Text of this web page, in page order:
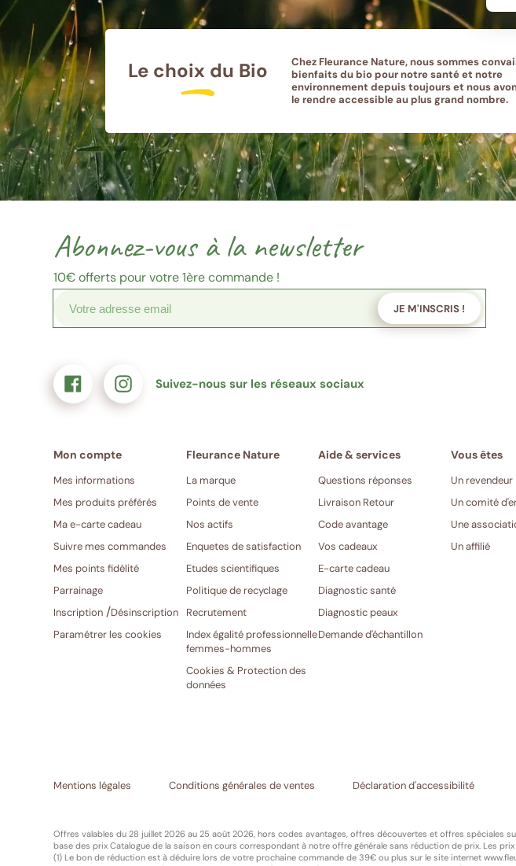
Le choix du Bio
Chez Fleurance Nature, nous sommes
bienfaits du bio pour notre santé et notre
environnement depuis toujours et nous
le rendre accessible au plus grand nombre.
Abonnez-vous à la newsletter
10€offerts pour votre 1ère commande !
exemple@gmail.com)
JE M'INSCRIS !
Suivez-nous sur les réseaux sociaux
Mes informations
Mes produits préférés
Ma e-carte cadeau
Suivre mes commandes
Mes points fidélité
Parrainage
Inscription /Désinscription
Paramétrer les cookies
La marque
Points de vente
Nos actifs
Enquetes de satisfaction
Etudes scientifiques
Politique de recyclage
Recrutement
Index égalité professionnelle
femmes-hommes
Cookies & Protection des
données
Questions réponses
Livraison Retour
Code avantage
Vos cadeaux
E-carte cadeau
Diagnostic santé
Diagnostic peaux
Demande d'échantillon
Un revendeur
Un comité
Une
Un affilié
Mentions légales Conditions générales de ventes Déclaration d'accessibilité
Offres valables du 28 juillet 2026 au 25 août 2026, hors codes avantages, offres découvertes et offres spéciales
base des prix Catalogue de la saison en cours correspondant à notre offre générale sans réduction de prix. Les
(1) Le bon de réduction est à déduire lors de votre prochaine commande de 39€ ou plus sur le site internet